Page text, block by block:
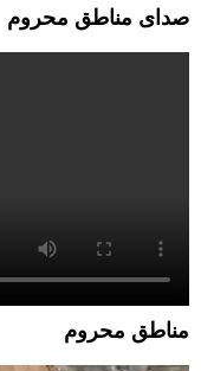
صدای مناطق محروم
مناطق محروم